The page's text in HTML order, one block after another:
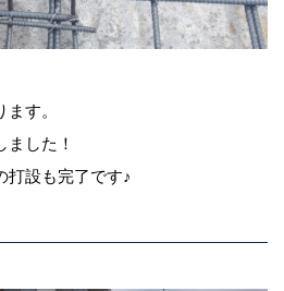
す。
した！
打設も完了です♪